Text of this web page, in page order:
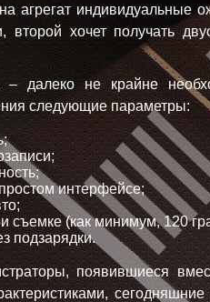
агрегат
хочет получать
– далеко не крайне
следующие параметры:
интерфейсе;
съемке (как минимум, 120
подзарядки.
появившиеся